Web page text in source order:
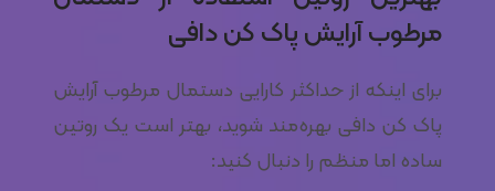
مرطوب آرایش پاک کن دافی
برای اینکه از حداکثر کارایی دستمال مرطوب آرایش
پاک کن دافی بهره‌مند شوید، بهتر است یک روتین
ساده اما منظم را دنبال کنید: